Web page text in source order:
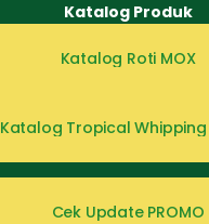
Katalog Produk
Katalog Roti MOX
Katalog Tropical Whipping
Cek Update PROMO